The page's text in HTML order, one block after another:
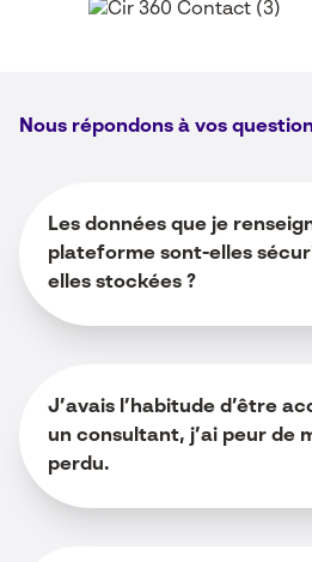
Nous répondons à vos
Les données que je
plateforme sont-elles
elles stockées ?
J’avais l’habitude d’être
un consultant, j’ai peur de
perdu.